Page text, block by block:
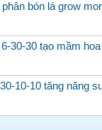
bón lá grow
30-30 tạo mầm hoa
10-10 tăng năng